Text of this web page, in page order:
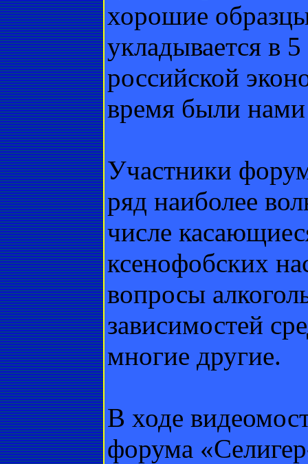
хорошие
укладывается в
российской
время были
Участники
ряд наиболее
числе
ксенофобских
вопросы
зависимостей
многие другие.
В ходе
форума